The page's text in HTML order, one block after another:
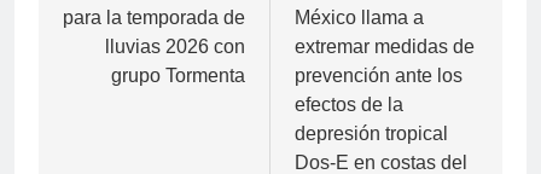
para la temporada de
lluvias 2026 con
grupo Tormenta
México llama a
extremar medidas de
prevención ante los
efectos de la
depresión tropical
Dos-E en costas del